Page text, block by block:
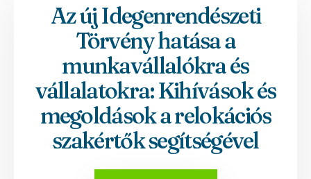
Az új Idegenrendészeti
Törvény hatása a
munkavállalókra és
vállalatokra: Kihívások és
megoldások a relokációs
szakértők segítségével